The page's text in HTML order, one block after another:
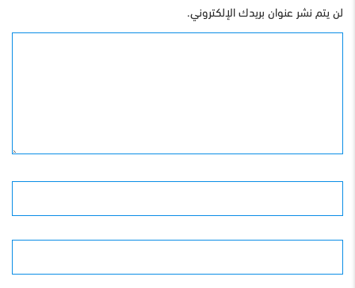
لن يتم نشر عنوان بريدك الإلكتروني.